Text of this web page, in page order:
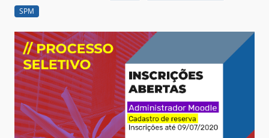
SPM